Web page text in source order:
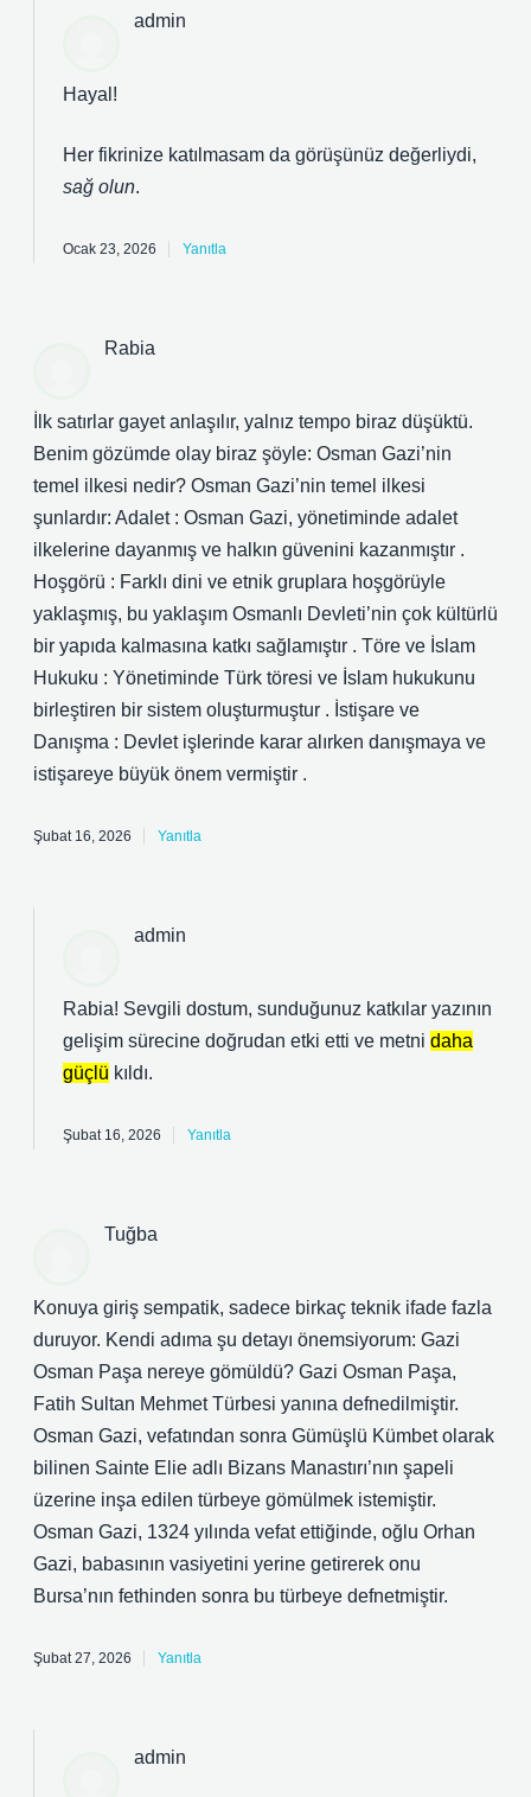
admin
Hayal!
Her fikrinize katılmasam da görüşünüz değerliydi,
sağ olun.
Ocak 23, 2026 Yanıtla
Rabia
İlk satırlar gayet anlaşılır, yalnız tempo biraz düşüktü.
Benim gözümde olay biraz şöyle: Osman Gazi’nin
temel ilkesi nedir? Osman Gazi’nin temel ilkesi
şunlardır: Adalet : Osman Gazi, yönetiminde adalet
ilkelerine dayanmış ve halkın güvenini kazanmıştır .
Hoşgörü : Farklı dini ve etnik gruplara hoşgörüyle
yaklaşmış, bu yaklaşım Osmanlı Devleti’nin çok kültürlü
bir yapıda kalmasına katkı sağlamıştır . Töre ve İslam
Hukuku : Yönetiminde Türk töresi ve İslam hukukunu
birleştiren bir sistem oluşturmuştur . İstişare ve
Danışma : Devlet işlerinde karar alırken danışmaya ve
istişareye büyük önem vermiştir .
Şubat 16, 2026 Yanıtla
admin
Rabia! Sevgili dostum, sunduğunuz katkılar yazının
gelişim sürecine doğrudan etki etti ve metni daha
güçlü kıldı.
Şubat 16, 2026 Yanıtla
Tuğba
Konuya giriş sempatik, sadece birkaç teknik ifade fazla
duruyor. Kendi adıma şu detayı önemsiyorum: Gazi
Osman Paşa nereye gömüldü? Gazi Osman Paşa,
Fatih Sultan Mehmet Türbesi yanına defnedilmiştir.
Osman Gazi, vefatından sonra Gümüşlü Kümbet olarak
bilinen Sainte Elie adlı Bizans Manastırı’nın şapeli
üzerine inşa edilen türbeye gömülmek istemiştir.
Osman Gazi, 1324 yılında vefat ettiğinde, oğlu Orhan
Gazi, babasının vasiyetini yerine getirerek onu
Bursa’nın fethinden sonra bu türbeye defnetmiştir.
Şubat 27, 2026 Yanıtla
admin